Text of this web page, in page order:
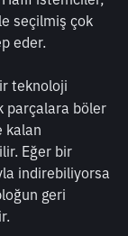
seçilmiş çok
eder.
teknoloji
parçalara böler
kalan
Eğer bir
indirebiliyorsa
geri